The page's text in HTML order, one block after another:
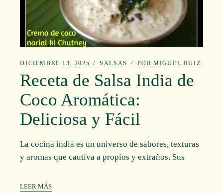
DICIEMBRE 13, 2025 SALSAS POR MIGUEL RUIZ
Receta de Salsa India de
Coco Aromática:
Deliciosa y Fácil
La cocina india es un universo de sabores, texturas
y aromas que cautiva a propios y extraños. Sus
LEER MÁS